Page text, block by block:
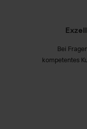
Bei
kompetentes